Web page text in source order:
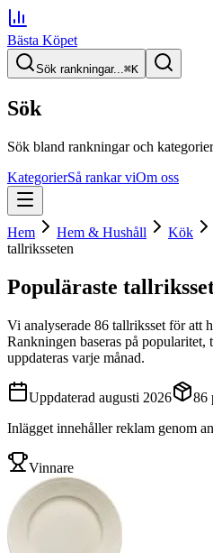
Bästa Köpet
Sök rankningar...⌘K
Sök
Sök bland rankningar och kategorier
KategorierSå rankar viOm oss
Hem Hem & Hushåll Kök
tallriksseten
Populäraste
Vi analyserade 86 tallriksset för att
Rankningen baseras på
uppdateras varje månad.
Uppdaterad augusti 2026 86
Inlägget innehåller reklam genom
Vinnare